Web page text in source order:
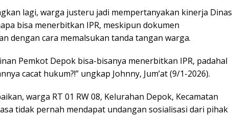
lagi, warga justeru jadi mempertanyakan kinerja Dinas
bisa menerbitkan IPR, meskipun dokumen
dengan cara memalsukan tanda tangan warga.
Pemkot Depok bisa-bisanya menerbitkan IPR, padahal
cacat hukum?!” ungkap Johnny, Jum’at (9/1-2026).
warga RT 01 RW 08, Kelurahan Depok, Kecamatan
tidak pernah mendapat undangan sosialisasi dari pihak